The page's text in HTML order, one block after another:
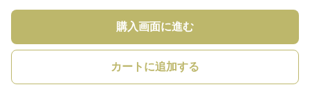
購入画面に進む
カートに追加する